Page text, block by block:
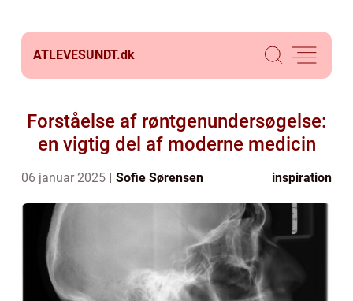
ATLEVESUNDT.dk
Forståelse af røntgenundersøgelse:
en vigtig del af moderne medicin
06 januar 2025 Sofie Sørensen inspiration